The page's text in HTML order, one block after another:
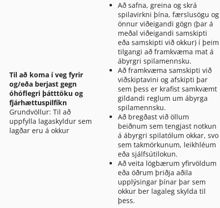
Til að koma í veg fyrir
og/eða berjast gegn
óhóflegri þátttöku og
fjárhættuspilfíkn
Grundvöllur: Til að
uppfylla lagaskyldur sem
lagðar eru á okkur
Að safna, greina og skrá
spilavirkni þína, færslusögu og
önnur viðeigandi gögn (þar á
meðal viðeigandi samskipti
eða samskipti við okkur) í þeim
tilgangi að framkvæma mat á
ábyrgri spilamennsku.
Að framkvæma samskipti við
viðskiptavini og afskipti þar
sem þess er krafist samkvæmt
gildandi reglum um ábyrga
spilamennsku.
Að bregðast við öllum
beiðnum sem tengjast notkun
á ábyrgri spilatólum okkar, svo
sem takmörkunum, leikhléum
eða sjálfsútilokun.
Að veita lögbærum yfirvöldum
eða öðrum þriðja aðila
upplýsingar þínar þar sem
okkur ber lagaleg skylda til
þess.